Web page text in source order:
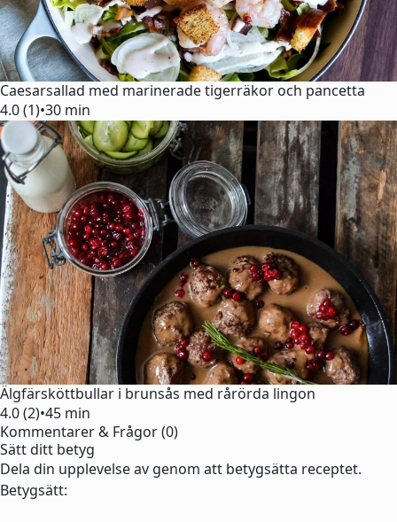
Caesarsallad med marinerade tigerräkor och pancetta
4.0 (1)•30 min
Älgfärsköttbullar i brunsås med rårörda lingon
4.0 (2)•45 min
Kommentarer & Frågor (0)
Sätt ditt betyg
Dela din upplevelse av genom att betygsätta receptet.
Betygsätt: